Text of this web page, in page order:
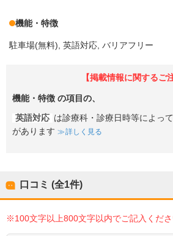
機能・特徴
駐車場(無料) 英語対応 バリアフリー
【掲載情報に関するご
機能・特徴 の項目の、
英語対応 は診療科・診療日時等によっ
があります
詳しく見る
口コミ (全1件)
※100文字以上800文字以内でご記入くだ